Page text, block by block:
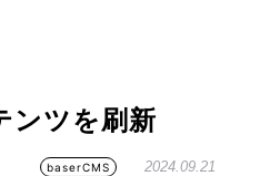
ンツを刷新
baserCMS 2024.09.21